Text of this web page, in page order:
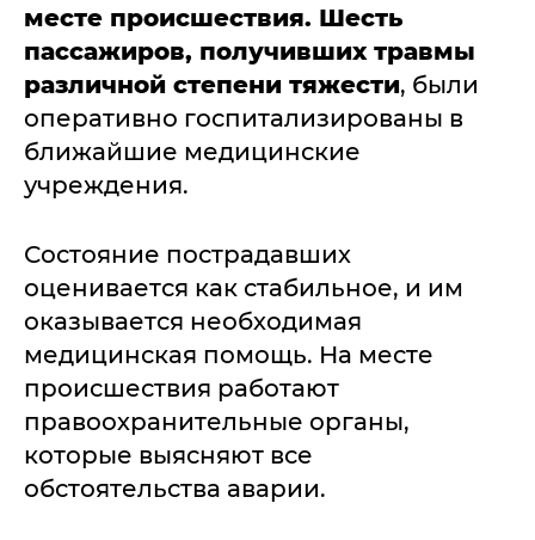
месте происшествия. Шесть
пассажиров, получивших травмы
различной степени тяжести, были
оперативно госпитализированы в
ближайшие медицинские
учреждения.
Состояние пострадавших
оценивается как стабильное, и им
оказывается необходимая
медицинская помощь. На месте
происшествия работают
правоохранительные органы,
которые выясняют все
обстоятельства аварии.